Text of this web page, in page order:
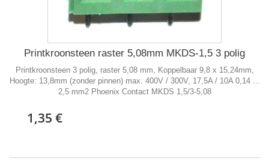
Printkroonsteen raster 5,08mm MKDS-1,5 3 polig
Printkroonsteen 3 polig, raster 5,08 mm, Koppelbaar 9,8 x 15,24mm,
Hoogte: 13,8mm (zonder pinnen) max. 400V / 300V, 17,5A / 10A 0,14 ...
2,5 mm2 Phoenix Contact MKDS 1,5/3-5,08
1,35 €